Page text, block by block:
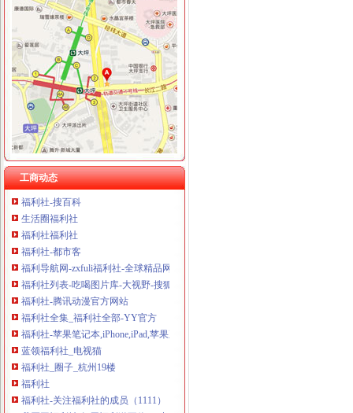
工商动态
福利社
福利社的微博_腾讯微博
福利社
福利社_圈子_杭州19楼
福利社-苹果笔记本,iPhone,iPad,苹果正品购买,在这里有便宜的苹
品宝贝福利社|品宅男福利社天天更新！每日有福利,来找福利
福利社就是找福利的地方,各类福利图尽在且听风吟福利吧
宅男福利社|fulibbs.com
福利社-宅男福利社_福利社zxfuli_福利社天天更新_福利社电影-网络
福利社-搜百科
生活圈福利社
福利社福利社
福利社-都市客
福利导航网-zxfuli福利社-全球精品网站大全
福利社列表-吃喝图片库-大视野-搜狐
福利社-腾讯动漫官方网站
福利社全集_福利社全部-YY官方
福利社-苹果笔记本,iPhone,iPad,苹果正品购买,在这里有便宜的苹
蓝领福利社_电视猫
福利社_圈子_杭州19楼
福利社
福利社-关注福利社的成员（1111）
我买网福利社,每周福利送不停！-中粮我买网